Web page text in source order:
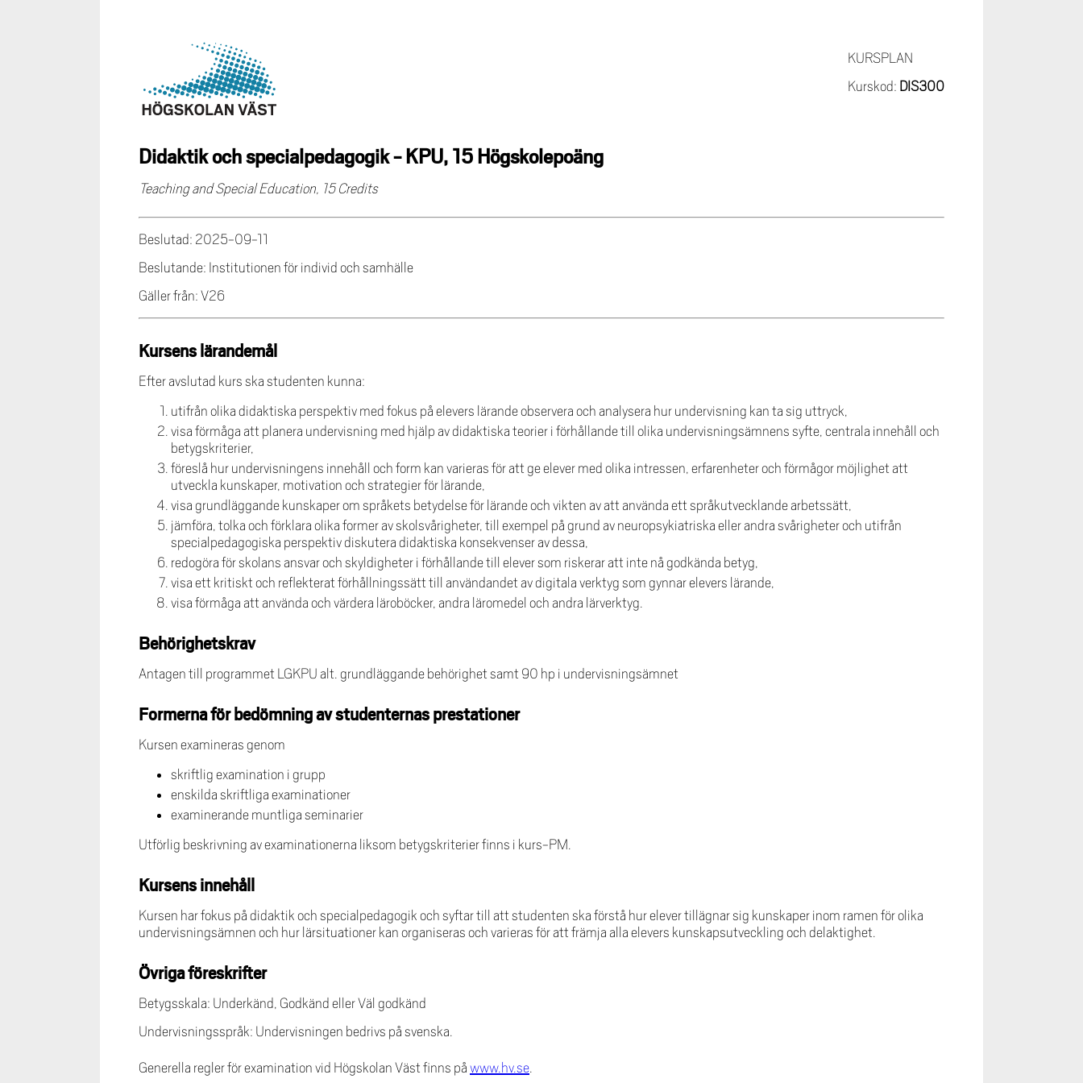
KURSPLAN
Kurskod: DIS300
Didaktik och specialpedagogik - KPU, 15 Högskolepoäng
Teaching and Special Education, 15 Credits
Beslutad: 2025-09-11
Beslutande: Institutionen för individ och samhälle
Gäller från: V26
Kursens lärandemål
Efter avslutad kurs ska studenten kunna:
utifrån olika didaktiska perspektiv med fokus på elevers lärande observera och analysera hur undervisning kan ta sig uttryck,
visa förmåga att planera undervisning med hjälp av didaktiska teorier i förhållande till olika undervisningsämnens syfte, centrala innehåll och
betygskriterier,
föreslå hur undervisningens innehåll och form kan varieras för att ge elever med olika intressen, erfarenheter och förmågor möjlighet att
utveckla kunskaper, motivation och strategier för lärande,
visa grundläggande kunskaper om språkets betydelse för lärande och vikten av att använda ett språkutvecklande arbetssätt,
jämföra, tolka och förklara olika former av skolsvårigheter, till exempel på grund av neuropsykiatriska eller andra svårigheter och utifrån
specialpedagogiska perspektiv diskutera didaktiska konsekvenser av dessa,
redogöra för skolans ansvar och skyldigheter i förhållande till elever som riskerar att inte nå godkända betyg,
visa ett kritiskt och reflekterat förhållningssätt till användandet av digitala verktyg som gynnar elevers lärande,
visa förmåga att använda och värdera läroböcker, andra läromedel och andra lärverktyg.
Behörighetskrav
Antagen till programmet LGKPU alt. grundläggande behörighet samt 90 hp i undervisningsämnet
Formerna för bedömning av studenternas prestationer
Kursen examineras genom
skriftlig examination i grupp
enskilda skriftliga examinationer
examinerande muntliga seminarier
Utförlig beskrivning av examinationerna liksom betygskriterier finns i kurs-PM.
Kursens innehåll
Kursen har fokus på didaktik och specialpedagogik och syftar till att studenten ska förstå hur elever tillägnar sig kunskaper inom ramen för olika
undervisningsämnen och hur lärsituationer kan organiseras och varieras för att främja alla elevers kunskapsutveckling och delaktighet.
Övriga föreskrifter
Betygsskala: Underkänd, Godkänd eller Väl godkänd
Undervisningsspråk: Undervisningen bedrivs på svenska.
Generella regler för examination vid Högskolan Väst finns på www.hv.se.